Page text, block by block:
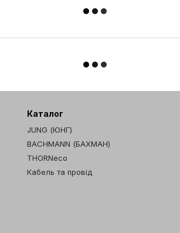
Каталог
JUNG (ЮНГ)
BACHMANN (БАХМАН)
THORNeco
Кабель та провід